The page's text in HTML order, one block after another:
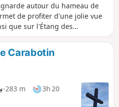
autour du hameau de
de profiter d'une jolie vue
que sur l'Étang des
Carabotin
-283 m
3h 20